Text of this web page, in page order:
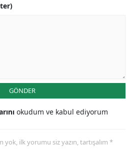
Manisa
Kahramanmaraş
Muğla
GÖNDER
okudum ve kabul ediyorum
ilk yorumu siz yazın, tartışalım *